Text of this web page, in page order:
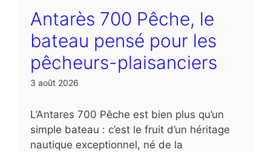
Antarès 700 Pêche, le
bateau pensé pour les
pêcheurs-plaisanciers
3 août 2026
L’Antares 700 Pêche est bien plus qu’un
simple bateau : c’est le fruit d’un héritage
nautique exceptionnel, né de la